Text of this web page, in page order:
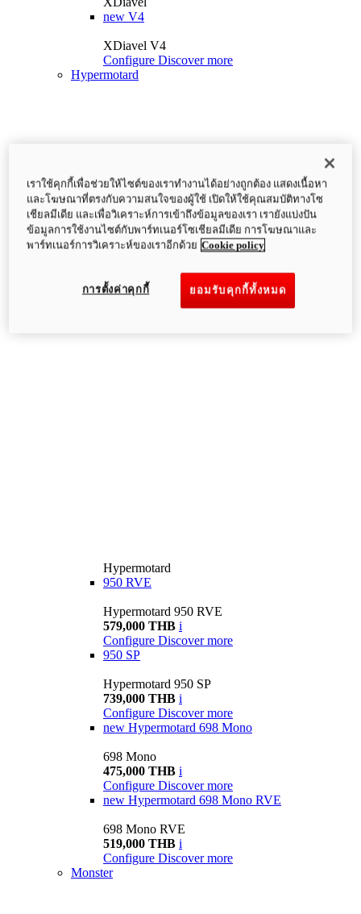
new V4
XDiavel V4
Configure Discover more
Hypermotard
Hypermotard
950 RVE
Hypermotard 950 RVE
579,000 THB i
Configure Discover more
950 SP
Hypermotard 950 SP
739,000 THB i
Configure Discover more
new Hypermotard 698 Mono
698 Mono
475,000 THB i
Configure Discover more
new Hypermotard 698 Mono RVE
698 Mono RVE
519,000 THB i
Configure Discover more
Monster
เราใช้คุกกี้เพื่อช่วยให้ไซต์ของเราทำงานได้อย่างถูกต้อง แสดงเนื้อหา
และโฆษณาที่ตรงกับความสนใจของผู้ใช้ เปิดให้ใช้คุณสมบัติทางโซ
เชียลมีเดีย และเพื่อวิเคราะห์การเข้าถึงข้อมูลของเรา เรายังแบ่งปัน
ข้อมูลการใช้งานไซต์กับพาร์ทเนอร์โซเชียลมีเดีย การโฆษณาและ
พาร์ทเนอร์การวิเคราะห์ของเราอีกด้วย Cookie policy
ยอมรับคุกกี้ทั้งหมด
การตั้งค่าคุกกี้